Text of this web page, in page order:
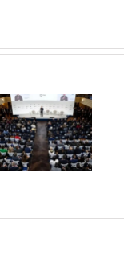
Electroșocul
Trump!